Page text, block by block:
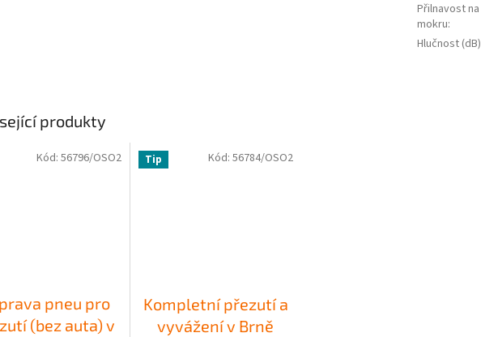
produkty
pneu pro
(bez auta) v
Kód: 56796/OSO2 Tip
Kompletní přezutí a
vyvážení v Brně
Kód: 56784/OSO2
Přilnavost na
mokru:
Hlučnost (dB)